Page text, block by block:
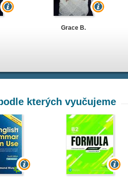
Grace B.
kterých vyučujeme